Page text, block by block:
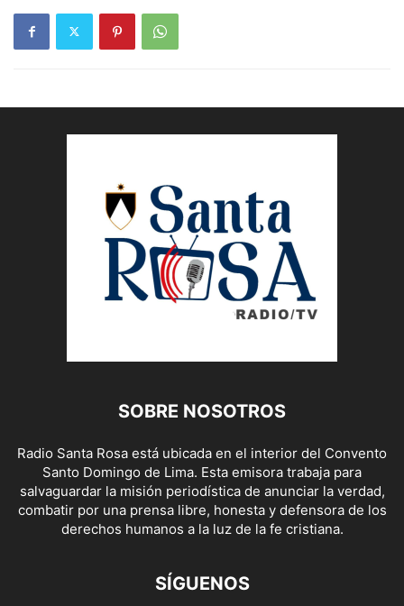
SOBRE NOSOTROS
Radio Santa Rosa está ubicada en el interior del Convento
Santo Domingo de Lima. Esta emisora trabaja para
salvaguardar la misión periodística de anunciar la verdad,
combatir por una prensa libre, honesta y defensora de los
derechos humanos a la luz de la fe cristiana.
SÍGUENOS